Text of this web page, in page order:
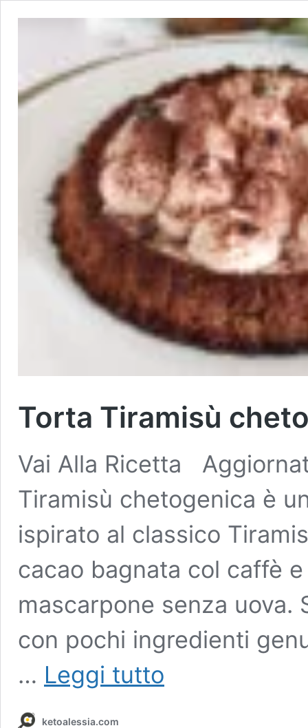
Torta Tiramisù
Vai Alla Ricetta
Tiramisù chetogenica è
ispirato al classico
cacao bagnata col caffè
mascarpone senza uova.
con pochi ingredienti
… Leggi tutto
ketoalessia.com